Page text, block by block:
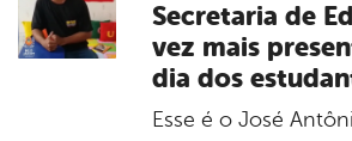
Secretaria de
vez mais
dia dos
Esse é o José